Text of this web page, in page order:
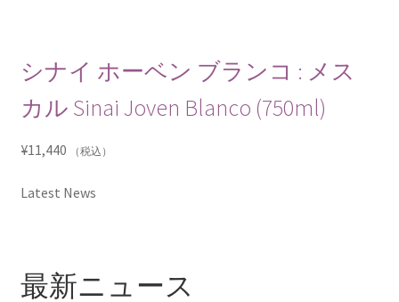
シナイ ホーベン ブランコ : メス
カル Sinai Joven Blanco (750ml)
¥11,440 （税込）
Latest News
最新ニュース